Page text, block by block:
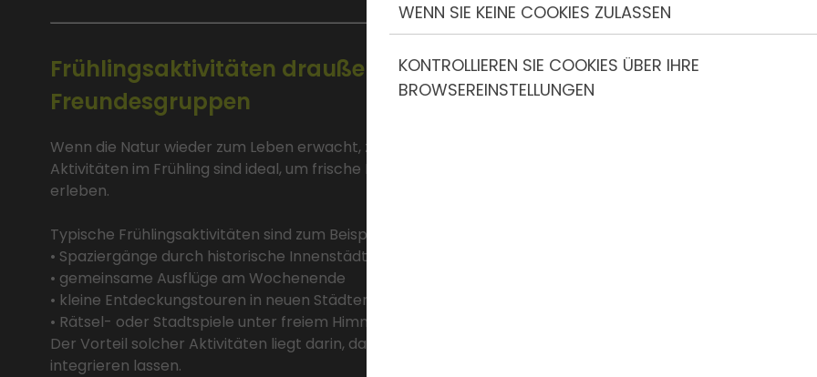
Frühlingsaktivitäten draußen für Familien, Paare und
Freundesgruppen
Wenn die Natur wieder zum Leben erwacht, zieht es viele Menschen nach draußen. Outdoor-
Aktivitäten im Frühling sind ideal, um frische Luft zu genießen und gleichzeitig etwas gemeinsam zu
erleben.
Typische Frühlingsaktivitäten sind zum Beispiel:
• Spaziergänge durch historische Innenstädte
• gemeinsame Ausflüge am Wochenende
• kleine Entdeckungstouren in neuen Städten
• Rätsel- oder Stadtspiele unter freiem Himmel
Der Vorteil solcher Aktivitäten liegt darin, dass sie flexibel sind und sich gut in einen Tagesausflug
integrieren lassen.
WENN SIE KEINE COOKIES ZULASSEN
KONTROLLIEREN SIE COOKIES ÜBER IHRE
BROWSEREINSTELLUNGEN